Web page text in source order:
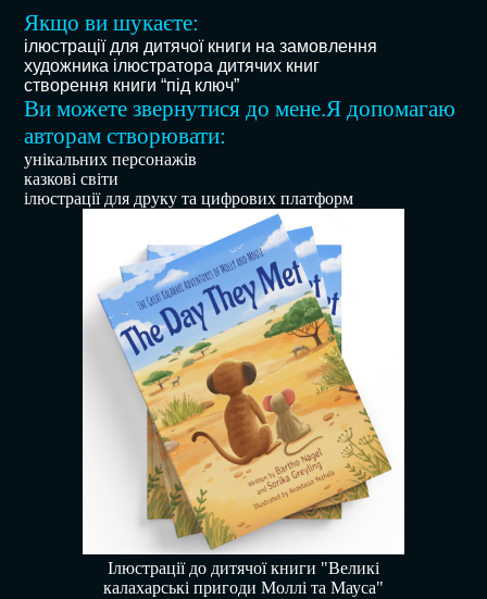
Якщо ви шукаєте:
ілюстрації для дитячої книги на замовлення
художника ілюстратора дитячих книг
створення книги “під ключ”
Ви можете звернутися до мене.Я допомагаю
авторам створювати:
унікальних персонажів
казкові світи
ілюстрації для друку та цифрових платформ
Ілюстрації до дитячої книги "Великі
калахарські пригоди Моллі та Мауса"